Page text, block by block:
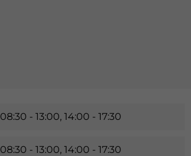
08:30 - 13:00, 14:00 - 17:30
08:30 - 13:00, 14:00 - 17:30